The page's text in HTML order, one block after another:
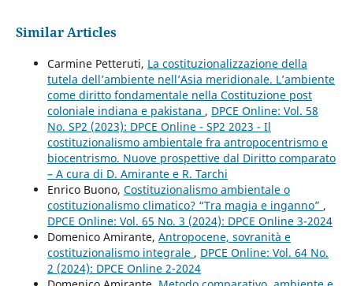
Similar Articles
Carmine Petteruti, La costituzionalizzazione della
tutela dell’ambiente nell’Asia meridionale. L’ambiente
come diritto fondamentale nella Costituzione post
coloniale indiana e pakistana , DPCE Online: Vol. 58
No. SP2 (2023): DPCE Online - SP2 2023 - Il
costituzionalismo ambientale fra antropocentrismo e
biocentrismo. Nuove prospettive dal Diritto comparato
– A cura di D. Amirante e R. Tarchi
Enrico Buono, Costituzionalismo ambientale o
costituzionalismo climatico? “Tra magia e inganno” ,
DPCE Online: Vol. 65 No. 3 (2024): DPCE Online 3-2024
Domenico Amirante, Antropocene, sovranità e
costituzionalismo integrale , DPCE Online: Vol. 64 No.
2 (2024): DPCE Online 2-2024